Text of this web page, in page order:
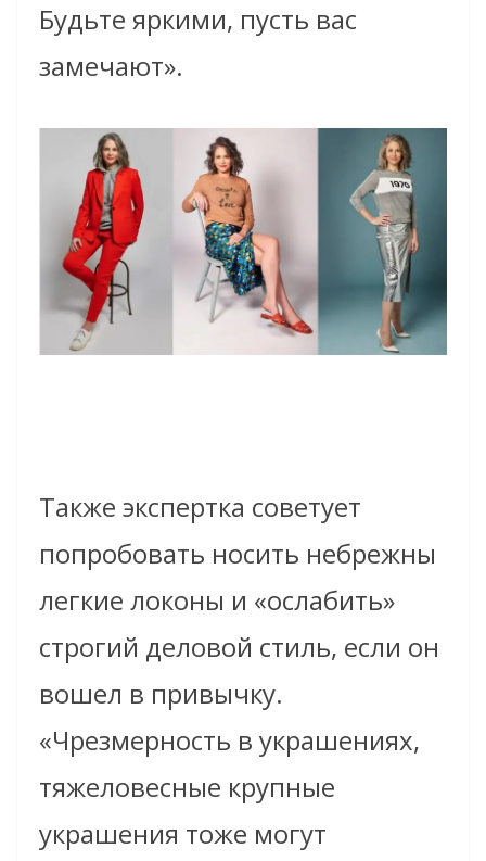
Будьте яркими, пусть вас
замечают».
Также экспертка советует
попробовать носить небрежны
легкие локоны и «ослабить»
строгий деловой стиль, если он
вошел в привычку.
«Чрезмерность в украшениях,
тяжеловесные крупные
украшения тоже могут